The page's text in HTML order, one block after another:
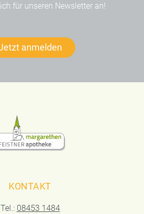
für unseren Newsletter an!
anmelden
KONTAKT
Tel.: 08453 1484